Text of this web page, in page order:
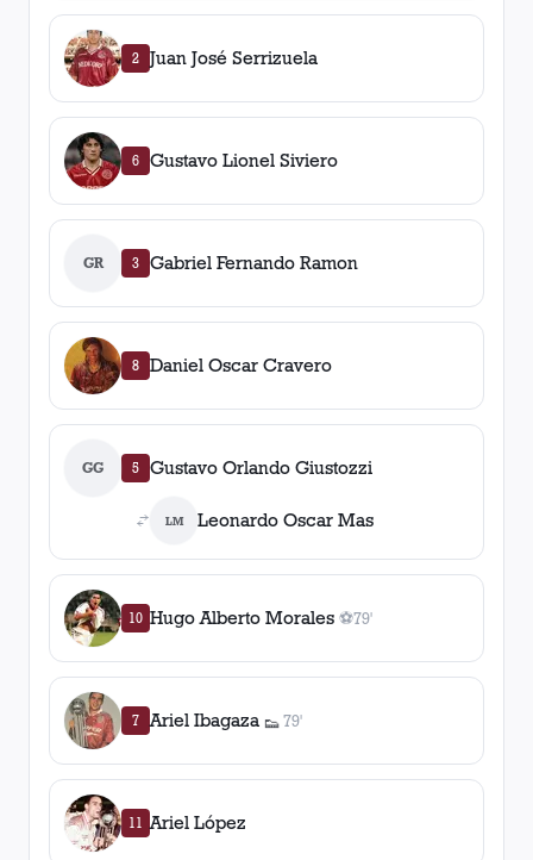
2 Juan José Serrizuela
6 Gustavo Lionel Siviero
GR 3 Gabriel Fernando Ramon
8 Daniel Oscar Cravero
GG 5 Gustavo Orlando Giustozzi
LM Leonardo Oscar Mas
10 Hugo Alberto Morales ⚽
1gol
79'
7 Ariel Ibagaza 👟
1asistencia
79'
11 Ariel López